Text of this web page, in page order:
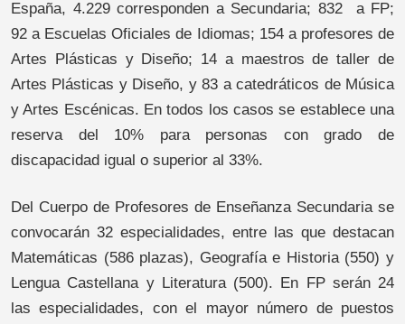
España, 4.229 corresponden a Secundaria; 832 a FP;
92 a Escuelas Oficiales de Idiomas; 154 a profesores de
Artes Plásticas y Diseño; 14 a maestros de taller de
Artes Plásticas y Diseño, y 83 a catedráticos de Música
y Artes Escénicas. En todos los casos se establece una
reserva del 10% para personas con grado de
discapacidad igual o superior al 33%.
Del Cuerpo de Profesores de Enseñanza Secundaria se
convocarán 32 especialidades, entre las que destacan
Matemáticas (586 plazas), Geografía e Historia (550) y
Lengua Castellana y Literatura (500). En FP serán 24
las especialidades, con el mayor número de puestos